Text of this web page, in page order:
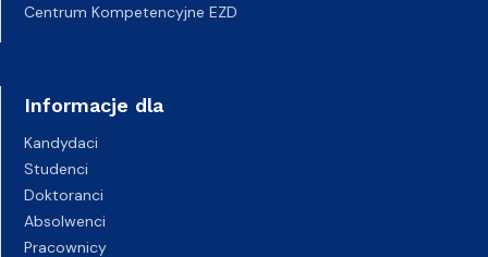
Centrum Kompetencyjne EZD
Informacje dla
Kandydaci
Studenci
Doktoranci
Absolwenci
Pracownicy